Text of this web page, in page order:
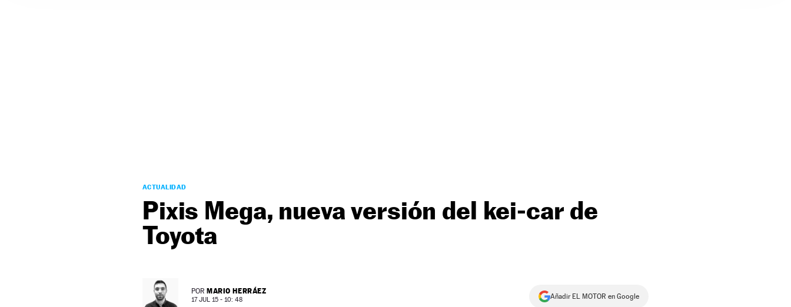
ACTUALIDAD
Pixis Mega, nueva versión del kei-car de
Toyota
POR MARIO HERRÁEZ
17 JUL 15 - 10: 48 Añadir EL MOTOR en Google